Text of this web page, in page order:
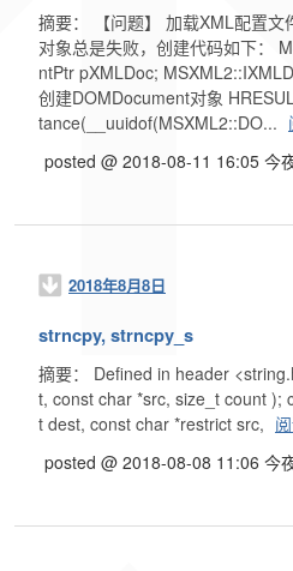
摘要： 【问题】 加载XML配置
对象总是失败，创建代码如下：
ntPtr pXMLDoc;
创建DOMDocument对象
tance(__uuidof(MSXML2::DO...
posted @ 2018-08-11 16:05 今
2018年8月8日
strncpy, strncpy_s
摘要： Defined in header
t, const char *src, size_t count );
t dest, const char *restrict src,
posted @ 2018-08-08 11:06 今